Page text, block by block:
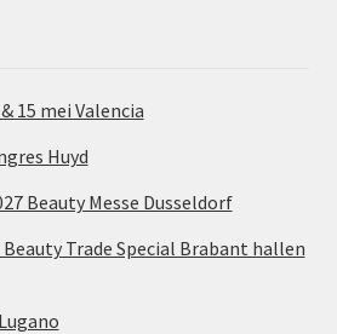
15 mei Valencia
Huyd
Beauty Messe Dusseldorf
Beauty Trade Special Brabant hallen